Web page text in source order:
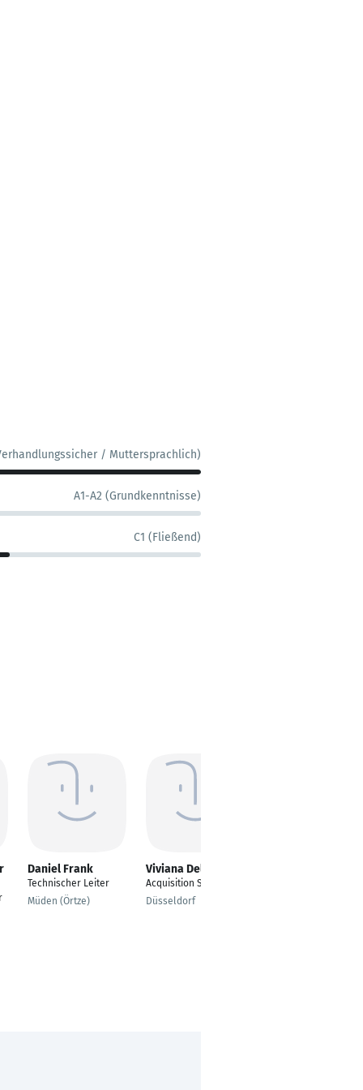
/ Muttersprachlich)
A1-A2 (Grundkenntnisse)
C1 (Fließend)
Daniel Frank
Technischer Leiter
Müden (Örtze)
Viviana Del Latte
Acquisition Specialist
Düsseldorf